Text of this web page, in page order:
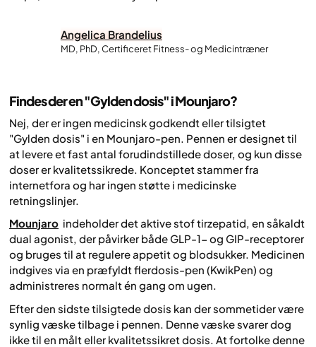
Angelica Brandelius
MD, PhD, Certificeret Fitness- og Medicintræner
Findes der en "Gylden dosis" i Mounjaro?
Nej, der er ingen medicinsk godkendt eller tilsigtet
"Gylden dosis" i en Mounjaro-pen. Pennen er designet til
at levere et fast antal forudindstillede doser, og kun disse
doser er kvalitetssikrede. Konceptet stammer fra
internetfora og har ingen støtte i medicinske
retningslinjer.
Mounjaro indeholder det aktive stof tirzepatid, en såkaldt
dual agonist, der påvirker både GLP-1- og GIP-receptorer
og bruges til at regulere appetit og blodsukker. Medicinen
indgives via en præfyldt flerdosis-pen (KwikPen) og
administreres normalt én gang om ugen.
Efter den sidste tilsigtede dosis kan der sommetider være
synlig væske tilbage i pennen. Denne væske svarer dog
ikke til en målt eller kvalitetssikret dosis. At fortolke denne